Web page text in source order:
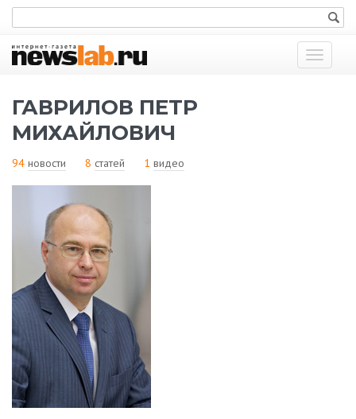
Показать
меню
ГАВРИЛОВ ПЕТР
МИХАЙЛОВИЧ
94 новости 8 статей 1 видео